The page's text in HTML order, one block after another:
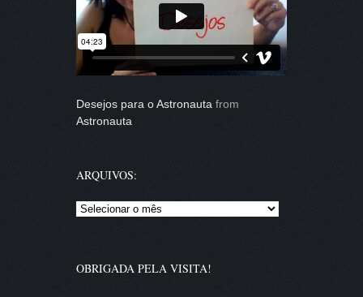
Desejos para o Astronauta from
Astronauta
ARQUIVOS:
Arquivos:
OBRIGADA PELA VISITA!